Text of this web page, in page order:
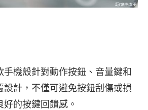
手機殼針對動作按鈕、音量鍵和
設計，不僅可避免按鈕刮傷或損
的按鍵回饋感。